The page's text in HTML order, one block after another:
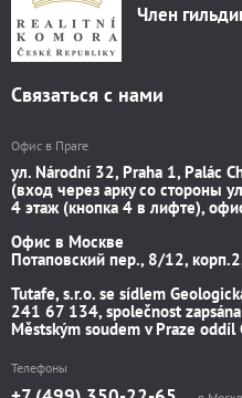
Член
Связаться с нами
Офис в Праге
ул. Národní 32, Praha 1, Palác
(вход через арку со стороны
4 этаж (кнопка 4 в лифте),
Офис в Москве
Потаповский пер., 8/12,
Tutafe, s.r.o. se sídlem
241 67 134, společnost
Městským soudem v Praze
Телефоны